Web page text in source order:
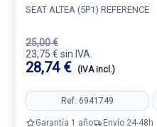
SEAT ALTEA (5P1) REFERENCE
25,00 €
23,75 € sin IVA.
28,74 € (IVA incl.)
Ref: 6941749
Garantía 1 año Envío 24-48h